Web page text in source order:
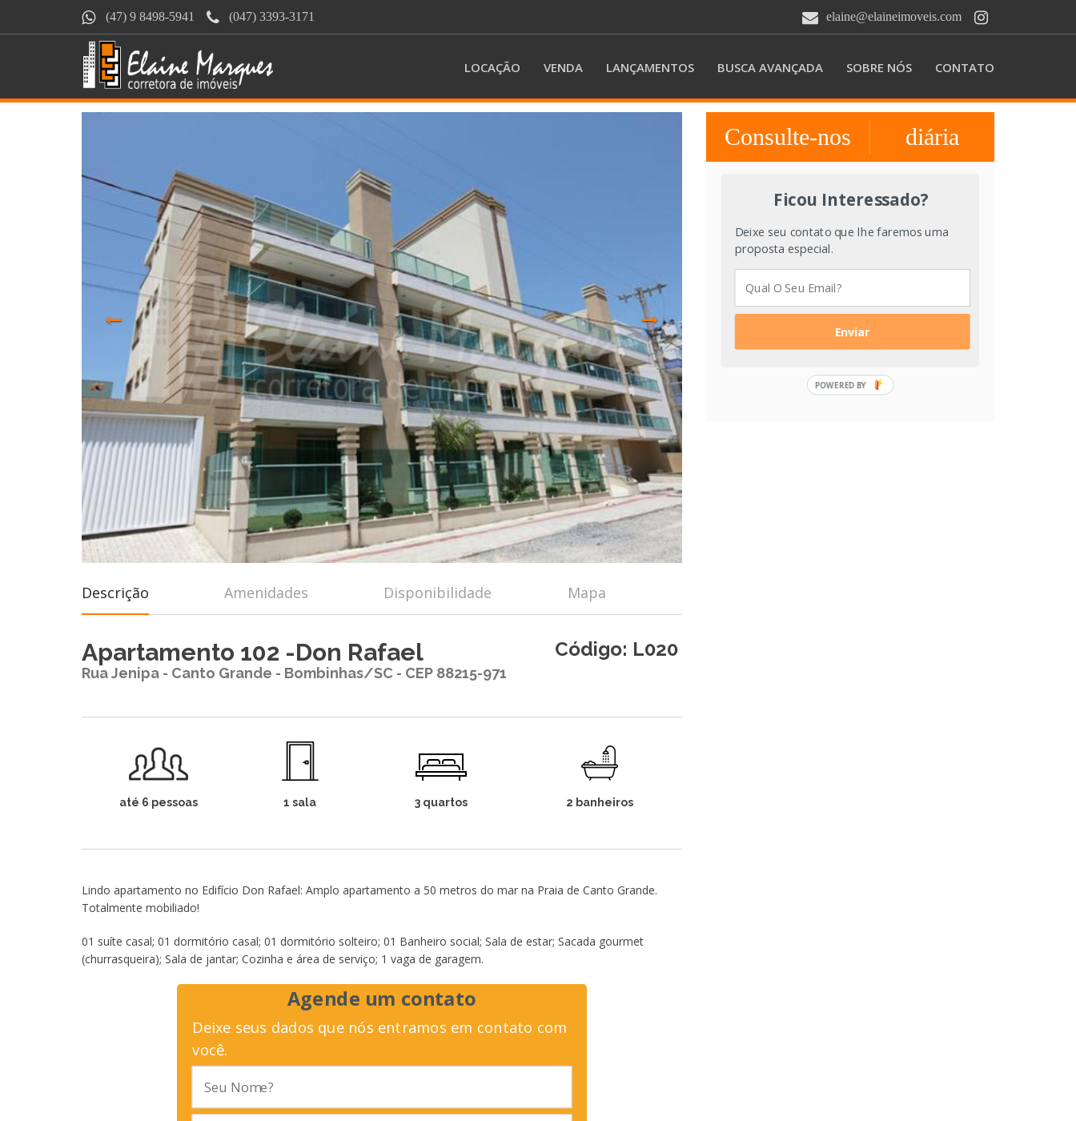
(47) 9 8498-5941 (047) 3393-3171 elaine@elaineimoveis.com
LOCAÇÃO VENDA LANÇAMENTOS BUSCA AVANÇADA SOBRE NÓS CONTATO
Descrição Amenidades Disponibilidade Mapa
Apartamento 102 -Don Rafael
Rua Jenipa - Canto Grande - Bombinhas/SC - CEP 88215-971
Código: L020
até 6 pessoas 1 sala 3 quartos 2 banheiros
Lindo apartamento no Edifício Don Rafael: Amplo apartamento a 50 metros do mar na Praia de Canto Grande.
Totalmente mobiliado!
01 suíte casal; 01 dormitório casal; 01 dormitório solteiro; 01 Banheiro social; Sala de estar; Sacada gourmet
(churrasqueira); Sala de jantar; Cozinha e área de serviço; 1 vaga de garagem.
Agende um contato
Deixe seus dados que nós entramos em contato com
você.
Consulte-nos diária
Ficou Interessado?
Deixe seu contato que lhe faremos uma
proposta especial.
Enviar